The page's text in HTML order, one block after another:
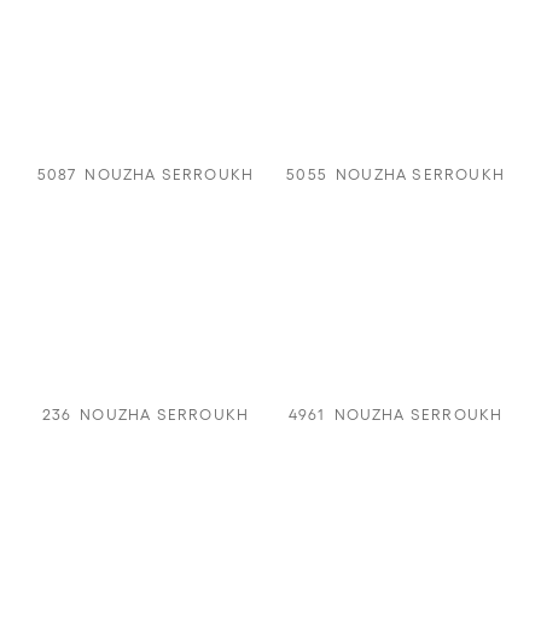
5087 NOUZHA SERROUKH 5055 NOUZHA SERROUKH
236 NOUZHA SERROUKH 4961 NOUZHA SERROUKH